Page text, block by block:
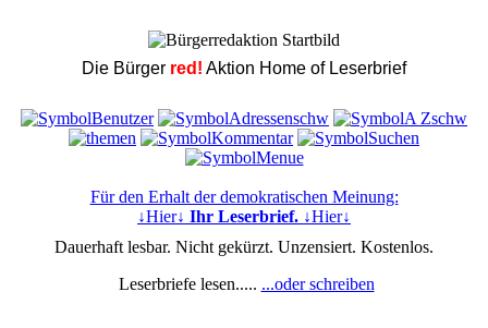
Die Bürger red! Aktion Home of Leserbrief
Für den Erhalt der demokratischen Meinung:
↓Hier↓ Ihr Leserbrief. ↓Hier↓
Dauerhaft lesbar. Nicht gekürzt. Unzensiert. Kostenlos.
Leserbriefe lesen..... ...oder schreiben